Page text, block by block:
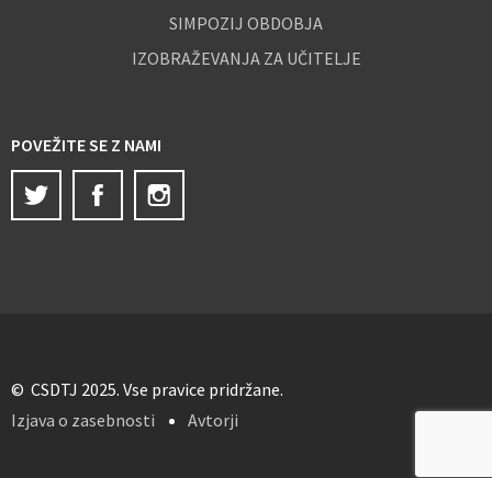
SIMPOZIJ OBDOBJA
IZOBRAŽEVANJA ZA UČITELJE
POVEŽITE SE Z NAMI
Twitter
Facebook
© CSDTJ 2025. Vse pravice pridržane.
Izjava o zasebnosti
Avtorji